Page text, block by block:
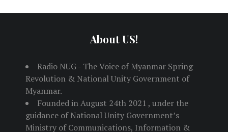
About US!
Radio NUG - The Voice of Myanmar Spring
Revolution & National Unity Government of
Myanmar.
Founded in August 24th 2021 , under the
guidance of National Unity Government’s
Ministry of Communications, Information &